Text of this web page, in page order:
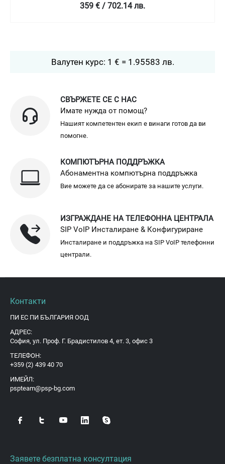
359 € / 702.14 лв.
Валутен курс: 1 € = 1.95583 лв.
СВЪРЖЕТЕ СЕ С НАС
Имате нужда от помощ?
Нашият компетентен екип е винаги готов да ви
помогне.
КОМПЮТЪРНА ПОДДРЪЖКА
Абонаментна компютърна поддръжка
Вие можете да се абонирате за нашите услуги.
ИЗГРАЖДАНЕ НА ТЕЛЕФОННА ЦЕНТРАЛА
SIP VoIP Инсталиране & Конфигуриране
Инсталиране и поддръжка на SIP VoIP телефонни
централи.
Контакти
ПИ ЕС ПИ БЪЛГАРИЯ ООД
АДРЕС:
София, ул. Проф. Г. Брадистилов 4, ет. 3, офис 3
ТЕЛЕФОН:
+359 (2) 439 40 70
ИМЕЙЛ:
pspteam@psp-bg.com
Заявете безплатна консултация